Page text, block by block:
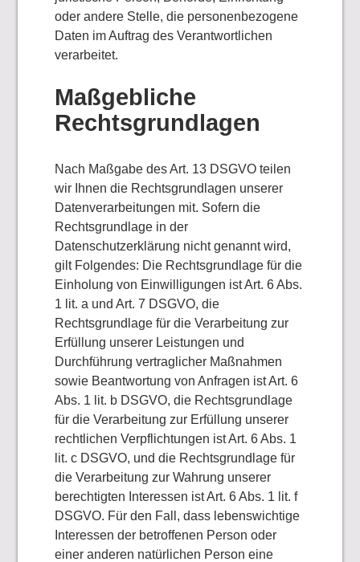
oder andere Stelle, die personenbezogene
Daten im Auftrag des Verantwortlichen
verarbeitet.
Maßgebliche
Rechtsgrundlagen
Nach Maßgabe des Art. 13 DSGVO teilen
wir Ihnen die Rechtsgrundlagen unserer
Datenverarbeitungen mit. Sofern die
Rechtsgrundlage in der
Datenschutzerklärung nicht genannt wird,
gilt Folgendes: Die Rechtsgrundlage für die
Einholung von Einwilligungen ist Art. 6 Abs.
1 lit. a und Art. 7 DSGVO, die
Rechtsgrundlage für die Verarbeitung zur
Erfüllung unserer Leistungen und
Durchführung vertraglicher Maßnahmen
sowie Beantwortung von Anfragen ist Art. 6
Abs. 1 lit. b DSGVO, die Rechtsgrundlage
für die Verarbeitung zur Erfüllung unserer
rechtlichen Verpflichtungen ist Art. 6 Abs. 1
lit. c DSGVO, und die Rechtsgrundlage für
die Verarbeitung zur Wahrung unserer
berechtigten Interessen ist Art. 6 Abs. 1 lit. f
DSGVO. Für den Fall, dass lebenswichtige
Interessen der betroffenen Person oder
einer anderen natürlichen Person eine